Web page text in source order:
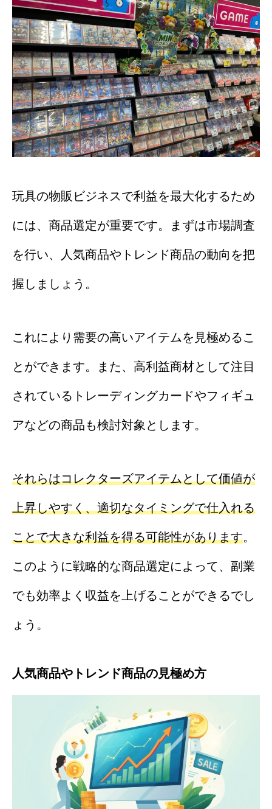
玩具の物販ビジネスで利益を最大化するため
には、商品選定が重要です。まずは市場調査
を行い、人気商品やトレンド商品の動向を把
握しましょう。
これにより需要の高いアイテムを見極めるこ
とができます。また、高利益商材として注目
されているトレーディングカードやフィギュ
アなどの商品も検討対象とします。
それらはコレクターズアイテムとして価値が
上昇しやすく、適切なタイミングで仕入れる
ことで大きな利益を得る可能性があります。
このように戦略的な商品選定によって、副業
でも効率よく収益を上げることができるでし
ょう。
人気商品やトレンド商品の見極め方